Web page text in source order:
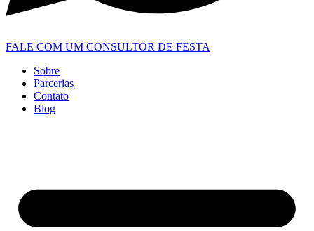
FALE COM UM CONSULTOR DE FESTA
Sobre
Parcerias
Contato
Blog